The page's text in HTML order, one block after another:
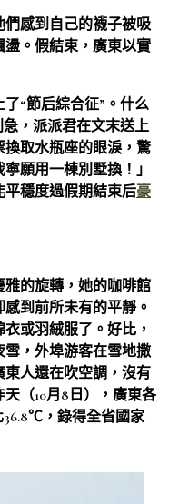
感到自己的襪子被吸
。假結束，廣東以實
“節后綜合征”。什么
，派派君在文末送上
取水瓶座的眼淚，驚
願用一棟別墅換！」
平穩度過假期結束后豪
的旋轉，她的咖啡館
到前所未有的平靜。
或羽絨服了。好比，
，外埠游客在雪地撒
人還在吹空調，沒有
（10月8日），廣東各
，錄得全省國家